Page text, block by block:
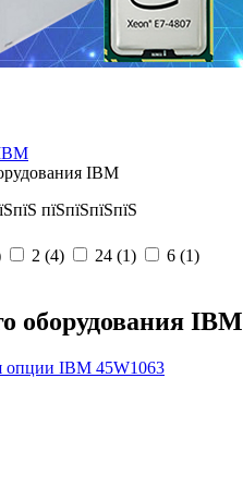
IBM
2 (4) 24 (1)
6 (1)
оборудования IBM
опции IBM 45W1063